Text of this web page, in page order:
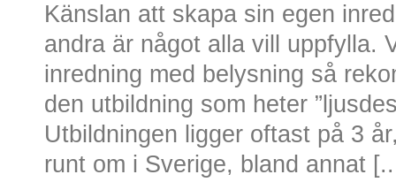
Känslan att skapa sin egen
andra är något alla vill uppfylla.
inredning med belysning så
den utbildning som heter
Utbildningen ligger oftast på 3
runt om i Sverige, bland annat